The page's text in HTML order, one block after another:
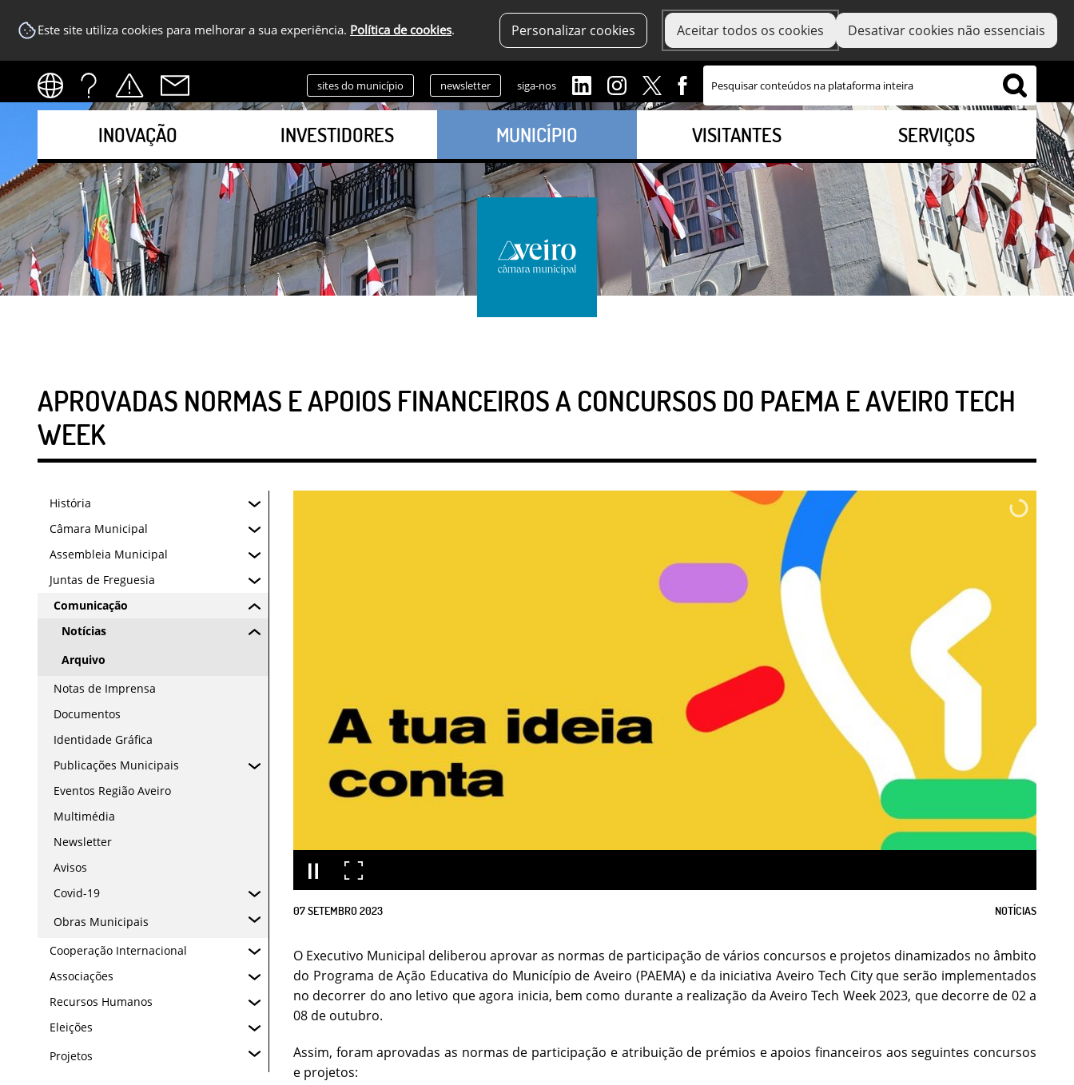
Este site utiliza cookies para melhorar a sua experiência. Política de cookies. Personalizar cookies Aceitar todos os cookies Desativar cookies não essenciais
sites do município newsletter siga-nos
INOVAÇÃO INVESTIDORES MUNICÍPIO VISITANTES SERVIÇOS
APROVADAS NORMAS E APOIOS FINANCEIROS A CONCURSOS DO PAEMA E AVEIRO TECH
WEEK
História
Câmara Municipal
Assembleia Municipal
Juntas de Freguesia
Comunicação
Notícias
Arquivo
Notas de Imprensa
Documentos
Identidade Gráfica
Publicações Municipais
Eventos Região Aveiro
Multimédia
Newsletter
Avisos
Covid-19
Obras Municipais
Cooperação Internacional
Associações
Recursos Humanos
Eleições
Projetos
07SETEMBRO2023 NOTÍCIAS
O Executivo Municipal deliberou aprovar as normas de participação de vários concursos e projetos dinamizados no âmbito
do Programa de Ação Educativa do Município de Aveiro (PAEMA) e da iniciativa Aveiro Tech City que serão implementados
no decorrer do ano letivo que agora inicia, bem como durante a realização da Aveiro Tech Week 2023, que decorre de 02 a
08 de outubro.
Assim, foram aprovadas as normas de participação e atribuição de prémios e apoios financeiros aos seguintes concursos
e projetos: